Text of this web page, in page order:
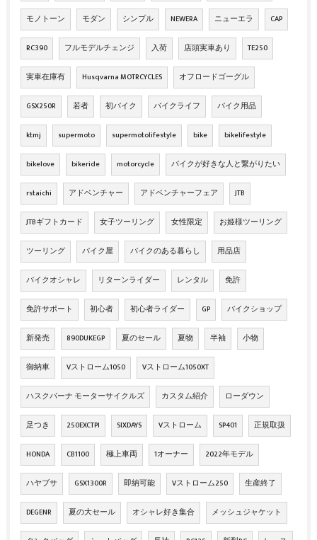
モノトーン モダン シンプル NEWERA ニューエラ CAP
RC390 フルモデルチェンジ 入荷 店頭実車あり TE250
実車在庫有 Husqvarna MOTRCYCLES オフロードゴーグル
GSX250R 若者 初バイク バイクライフ バイク用品
ktmj supermoto supermotolifestyle bike bikelifestyle
bikelove bikeride motorcycle バイクが好きな人と繋がりたい
rstaichi アドベンチャー アドベンチャーフェア JTB
JTBギフトカード 女子ツーリング 女性限定 お姫様ツーリング
ツーリング バイク屋 バイクのある暮らし 用品店
バイクオシャレ リターンライダー レンタル 免許
免許サポート 初心者 初心者ライダー GP バイクショップ
新発売 890DUKEGP 夏のセール 夏物 半袖 小物
御納車 Vストローム1050 Vストローム1050XT
ハスクバーナ モーターサイクルズ カスタム紹介 ローダウン
足つき 250EXCTPI SIXDAYS Vストローム SP401 正規取扱
HONDA CB1100 極上車両 1オーナー 2022年モデル
ハヤブサ GSX1300R 即納可能 Vストローム250 生産終了
DEGENR 夏の大セール オシャレ好き集合 メッシュジャケット